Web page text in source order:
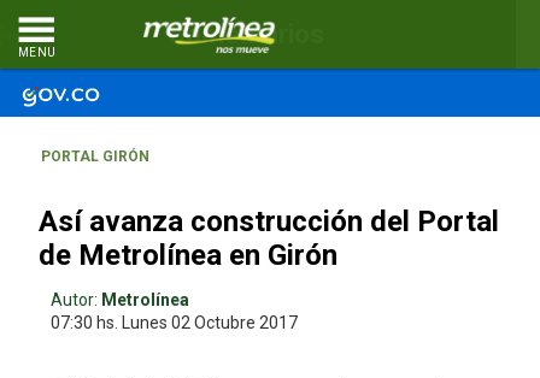
MENU
PORTAL GIRÓN
Así avanza construcción del Portal
de Metrolínea en Girón
Autor: Metrolínea
07:30 hs.
Lunes 02 Octubre 2017
Comentarios